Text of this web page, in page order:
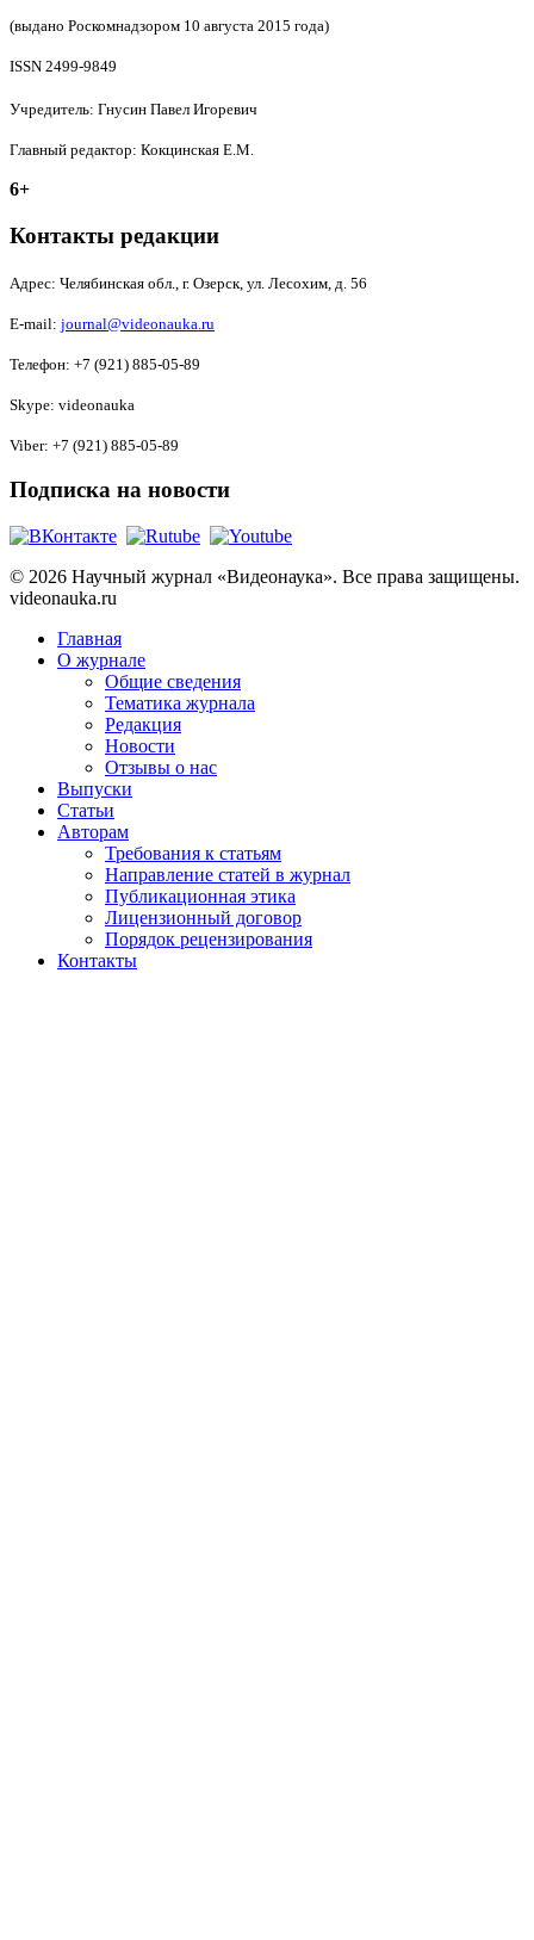
(выдано Роскомнадзором 10 августа 2015 года)
ISSN 2499-9849
Учредитель: Гнусин Павел Игоревич
Главный редактор: Кокцинская Е.М.
6+
Контакты редакции
Адрес: Челябинская обл., г. Озерск, ул. Лесохим, д. 56
E-mail: journal@videonauka.ru
Телефон: +7 (921) 885-05-89
Skype: videonauka
Viber: +7 (921) 885-05-89
Подписка на новости
© 2026 Научный журнал «Видеонаука». Все права защищены.
videonauka.ru
Главная
О журнале
Общие сведения
Тематика журнала
Редакция
Новости
Отзывы о нас
Выпуски
Статьи
Авторам
Требования к статьям
Направление статей в журнал
Публикационная этика
Лицензионный договор
Порядок рецензирования
Контакты